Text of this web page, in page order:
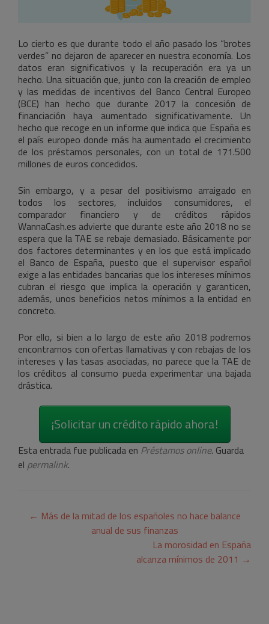
Lo cierto es que durante todo el año pasado los “brotes
verdes” no dejaron de aparecer en nuestra economía. Los
datos eran significativos y la recuperación era ya un
hecho. Una situación que, junto con la creación de empleo
y las medidas de incentivos del Banco Central Europeo
(BCE) han hecho que durante 2017 la concesión de
financiación haya aumentado significativamente. Un
hecho que recoge en un informe que indica que España es
el país europeo donde más ha aumentado el crecimiento
de los préstamos personales, con un total de 171.500
millones de euros concedidos.
Sin embargo, y a pesar del positivismo arraigado en
todos los sectores, incluidos consumidores, el
comparador financiero y de créditos rápidos
WannaCash.es advierte que durante este año 2018 no se
espera que la TAE se rebaje demasiado. Básicamente por
dos factores determinantes y en los que está implicado
el Banco de España, puesto que el supervisor español
exige a las entidades bancarias que los intereses mínimos
cubran el riesgo que implica la operación y garanticen,
además, unos beneficios netos mínimos a la entidad en
concreto.
Por ello, si bien a lo largo de este año 2018 podremos
encontrarnos con ofertas llamativas y con rebajas de los
intereses y las tasas asociadas, no parece que la TAE de
los créditos al consumo pueda experimentar una bajada
drástica.
¡Solicitar un crédito rápido ahora!
Esta entrada fue publicada en Préstamos online. Guarda
el permalink.
Navegación
← Más de la mitad de los españoles no hace balance
anual de sus finanzas
La morosidad en España
alcanza mínimos de 2011 →